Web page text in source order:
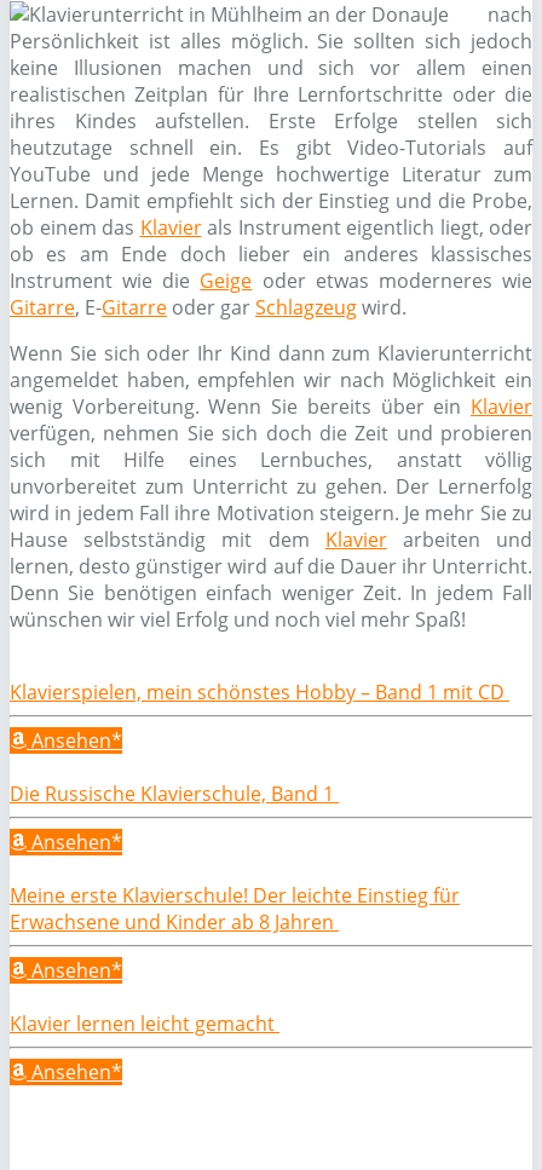
Je nach
Persönlichkeit ist alles möglich. Sie sollten sich jedoch
keine Illusionen machen und sich vor allem einen
realistischen Zeitplan für Ihre Lernfortschritte oder die
ihres Kindes aufstellen. Erste Erfolge stellen sich
heutzutage schnell ein. Es gibt Video-Tutorials auf
YouTube und jede Menge hochwertige Literatur zum
Lernen. Damit empfiehlt sich der Einstieg und die Probe,
ob einem das Klavierals Instrument eigentlich liegt, oder
ob es am Ende doch lieber ein anderes klassisches
Instrument wie die Geige oder etwas moderneres wie
Gitarre, E-Gitarre oder garSchlagzeugwird.
Wenn Sie sich oder Ihr Kind dann zum Klavierunterricht
angemeldet haben, empfehlen wir nach Möglichkeit ein
wenig Vorbereitung. Wenn Sie bereits über ein Klavier
verfügen, nehmen Sie sich doch die Zeit und probieren
sich mit Hilfe eines Lernbuches, anstatt völlig
unvorbereitet zum Unterricht zu gehen. Der Lernerfolg
wird in jedem Fall ihre Motivation steigern. Je mehr Sie zu
Hause selbstständig mit dem Klavierarbeiten und
lernen, desto günstiger wird auf die Dauer ihr Unterricht.
Denn Sie benötigen einfach weniger Zeit. In jedem Fall
wünschen wir viel Erfolg und noch viel mehr Spaß!
Klavierspielen, mein schönstes Hobby – Band 1 mit CD
Ansehen*
Die Russische Klavierschule, Band 1
Ansehen*
Meine erste Klavierschule! Der leichte Einstieg für
Erwachsene und Kinder ab 8 Jahren
Ansehen*
Klavier lernen leicht gemacht
Ansehen*